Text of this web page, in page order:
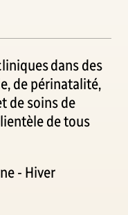
dans des
de périnatalité,
de soins de
de tous
Hiver